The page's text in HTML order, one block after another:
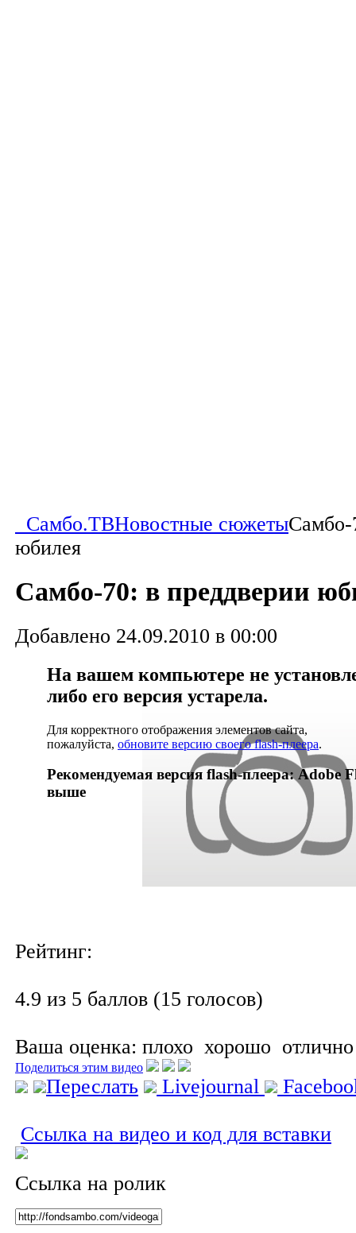
Самбо.ТВНовостные сюжетыСамбо-
юбилея
Самбо-70: в преддверии
Добавлено 24.09.2010 в 00:00
На вашем компьютере не
либо его версия устарела.
Для корректного отображения элементов сайта,
пожалуйста, обновите версию своего flash-плеера.
Рекомендуемая версия flash-плеера: Adobe
выше
Рейтинг:
4.9 из 5 баллов (15 голосов)
Ваша оценка: плохо хорошо отлично
Поделиться этим видео
Переслать Livejournal
Ссылка на видео и код для вставки
Ссылка на ролик